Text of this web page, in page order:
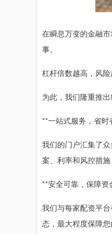
在瞬息万变的金融
事。
杠杆倍数越高，风
为此，我们隆重推
**一站式服务，省时
我们的门户汇集了
案、利率和风控措施
**安全可靠，保障资
我们与每家配资平
态，最大程度保障您